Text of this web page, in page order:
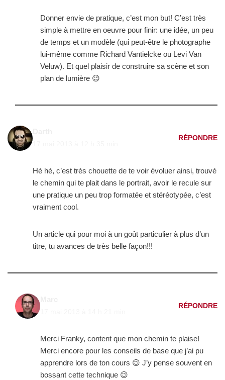
Donner envie de pratique, c’est mon but! C’est très
simple à mettre en oeuvre pour finir: une idée, un peu
de temps et un modèle (qui peut-être le photographe
lui-même comme Richard Vantielcke ou Levi Van
Veluw). Et quel plaisir de construire sa scène et son
plan de lumière 😉
RÉPONDRE
Hé hé, c’est très chouette de te voir évoluer ainsi, trouvé
le chemin qui te plait dans le portrait, avoir le recule sur
une pratique un peu trop formatée et stéréotypée, c’est
vraiment cool.
Un article qui pour moi à un goût particulier à plus d’un
titre, tu avances de très belle façon!!!
RÉPONDRE
Merci Franky, content que mon chemin te plaise!
Merci encore pour les conseils de base que j’ai pu
apprendre lors de ton cours 😉 J’y pense souvent en
bossant cette technique 😉